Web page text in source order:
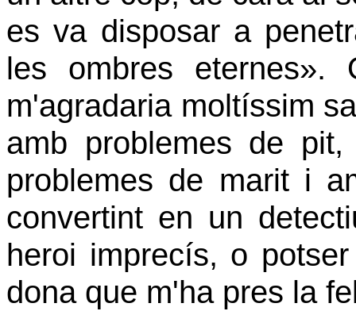
es va disposar a
les ombres eternes».
m'agradaria moltíssim
amb problemes de
problemes de marit i
convertint en un
heroi imprecís, o
dona que m'ha pres la